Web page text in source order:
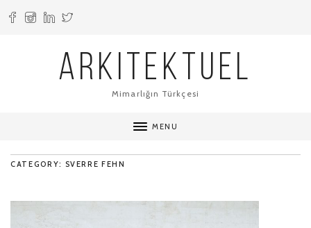
ARKITEKTUEL
Mimarlığın Türkçesi
MENU
CATEGORY: SVERRE FEHN